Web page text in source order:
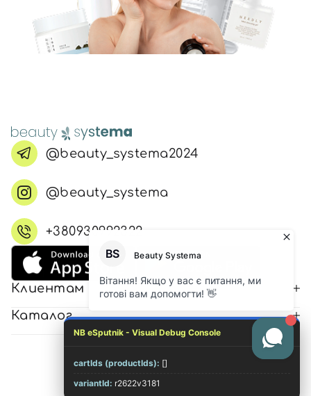
@beauty_systema2024
@beauty_systema
+380930992322
Клиентам
Каталог
© 2026 Все права защищены
NB eSputnik - Visual Debug Console
cartIds (productIds): []
variantId: r2622v3181